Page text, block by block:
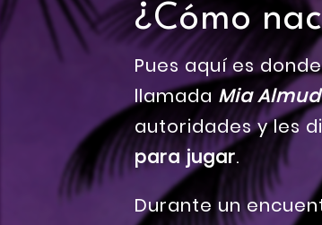
¿Cómo
Pues aquí es
llamada Mia
autoridades y les
para jugar.
Durante un